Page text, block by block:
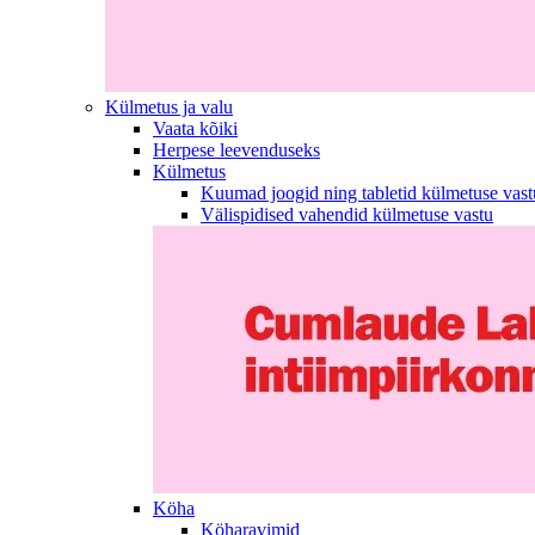
Külmetus ja valu
Vaata kõiki
Herpese leevenduseks
Külmetus
Kuumad joogid ning tabletid külmetuse
Välispidised vahendid külmetuse vastu
Köha
Köharavimid